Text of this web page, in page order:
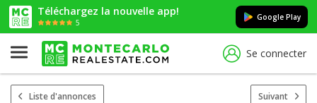
Téléchargez la nouvelle app!
5
Google Play
Se connecter
Liste d'annonces Suivant